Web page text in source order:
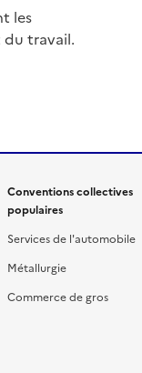
les
du travail.
Conventions collectives
populaires
Services de l'automobile
Métallurgie
Commerce de gros